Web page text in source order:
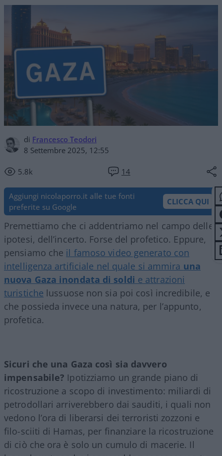
di Francesco Teodori
8 Settembre 2025, 12:55
5.8k 14
Aggiungi nicolaporro.it alle tue fonti
preferite su Google
CLICCA QUI
Premettiamo che ci addentriamo nel campo delle
ipotesi, dell’incerto. Forse del profetico. Eppure,
pensiamo che il famoso video generato con
intelligenza artificiale nel quale si ammira una
nuova Gaza inondata di soldi e attrazioni
turistiche lussuose non sia poi così incredibile, e
che possieda invece una natura, per l’appunto,
profetica.
Sicuri che una Gaza così sia davvero
impensabile? Ipotizziamo un grande piano di
ricostruzione a scopo di investimento: miliardi di
petrodollari arriverebbero dai sauditi, i quali non
vedono l’ora di liberarsi dei terroristi zozzoni e
filo-sciiti di Hamas, per finanziare la ricostruzione
di ciò che ora è solo un cumulo di macerie. Il